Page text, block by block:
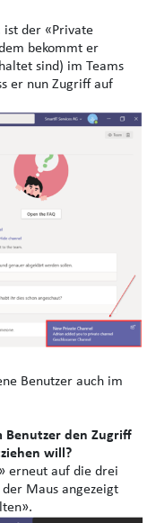
ist der «Private
bekommt er
sind) im Teams
er nun Zugriff auf
Benutzer auch im
Benutzer den Zugriff
will?
erneut auf die drei
Maus angezeigt